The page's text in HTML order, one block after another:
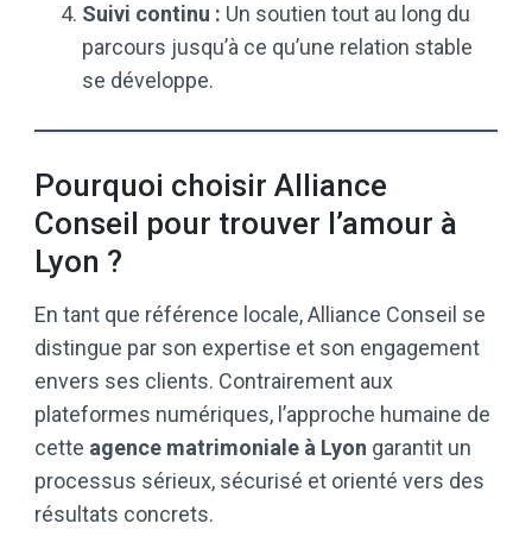
Suivi continu : Un soutien tout au long du
parcours jusqu’à ce qu’une relation stable
se développe.
Pourquoi choisir Alliance
Conseil pour trouver l’amour à
Lyon ?
En tant que référence locale, Alliance Conseil se
distingue par son expertise et son engagement
envers ses clients. Contrairement aux
plateformes numériques, l’approche humaine de
cette agence matrimoniale à Lyon garantit un
processus sérieux, sécurisé et orienté vers des
résultats concrets.